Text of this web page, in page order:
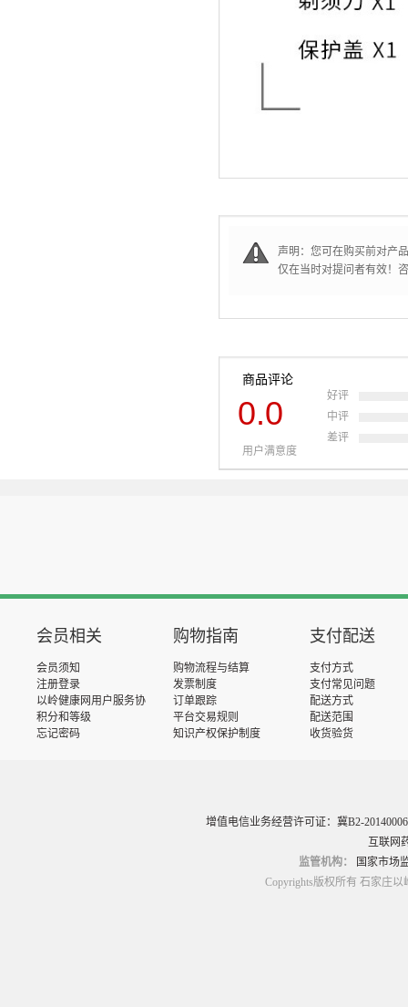
声明：您可在购买前对产
仅在当时对提问者有效！
商品评论
0.0
用户满意度
好评
中评
差评
会员相关
会员须知
注册登录
以岭健康网用户服务协
议
积分和等级
忘记密码
购物指南
购物流程与结算
发票制度
订单跟踪
平台交易规则
知识产权保护制度
支付配送
支付方式
支付常见问题
配送方式
配送范围
收货验货
增值电信业务经营许可证：冀B2-20140006
互联网
监管机构：
国家市场
Copyrights版权所有 石家庄